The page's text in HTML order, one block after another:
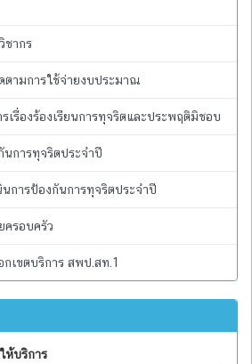
ชากร
ตามการใช้จ่ายงบประมาณ
เรื่องร้องเรียนการทุจริตและประพฤติมิชอบ
การทุจริตประจำปี
นการป้องกันการทุจริตประจำปี
ครอบครัว
กเขตบริการ สพป.สท.1
ห้บริการ